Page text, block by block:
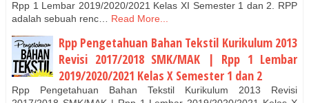
Rpp 1 Lembar 2019/2020/2021 Kelas XI Semester 1 dan 2. RPP
adalah sebuah renc…
Read More...
Rpp Pengetahuan Bahan Tekstil Kurikulum 2013
Revisi 2017/2018 SMK/MAK | Rpp 1 Lembar
2019/2020/2021 Kelas X Semester 1 dan 2
Rpp Pengetahuan Bahan Tekstil Kurikulum 2013 Revisi